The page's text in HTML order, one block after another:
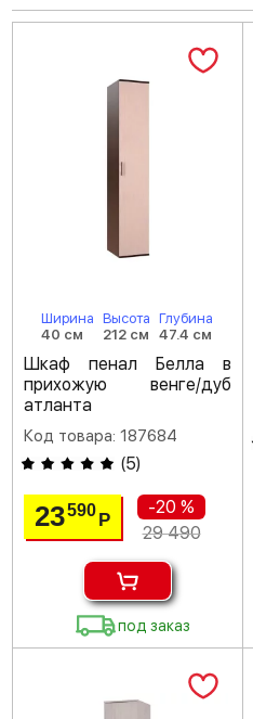
Ширина
40 см
Высота
212 см
Глубина
47.4 см
Шкаф пенал Белла в
прихожую венге/дуб
атланта
Код товара: 187684
(5)
23590Р
-20 %
29 490
под заказ